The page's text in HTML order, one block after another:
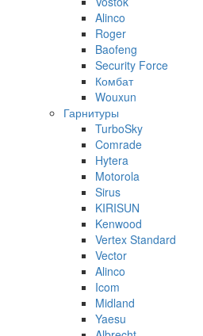
Alinco
Roger
Baofeng
Security Force
Комбат
Wouxun
Гарнитуры
TurboSky
Comrade
Hytera
Motorola
Sirus
KIRISUN
Kenwood
Vertex Standard
Vector
Alinco
Icom
Midland
Yaesu